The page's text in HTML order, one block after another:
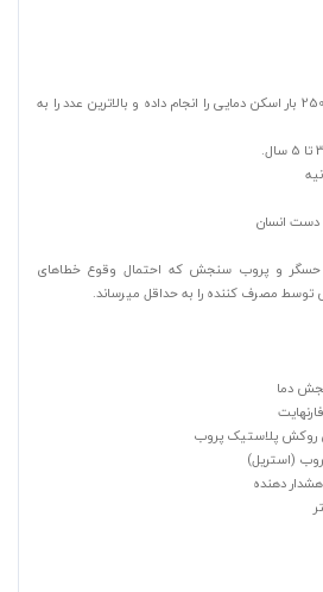
دقت بالا بطوری که در هر ثانیه 250 بار اسکن دمایی را انجام داده و بالاترین عدد را به
دست انسان
حسگر و پروب سنجش که احتمال وقوع خطاهای
مصرف کننده را به حداقل میرساند.
روکش پلاستیک پروب
دهنده